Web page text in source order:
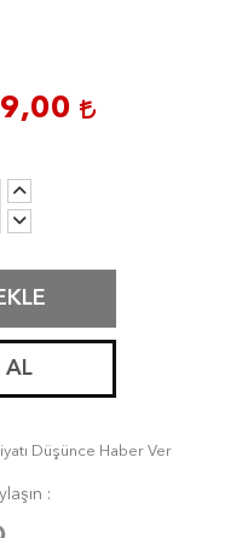
AL
Düşünce Haber Ver
: